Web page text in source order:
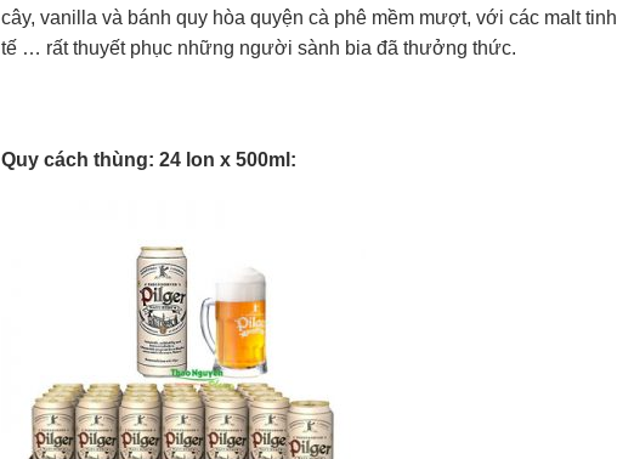
cây, vanilla và bánh quy hòa quyện cà phê mềm mượt, với các malt tinh
tế … rất thuyết phục những người sành bia đã thưởng thức.
Quy cách thùng: 24 lon x 500ml: